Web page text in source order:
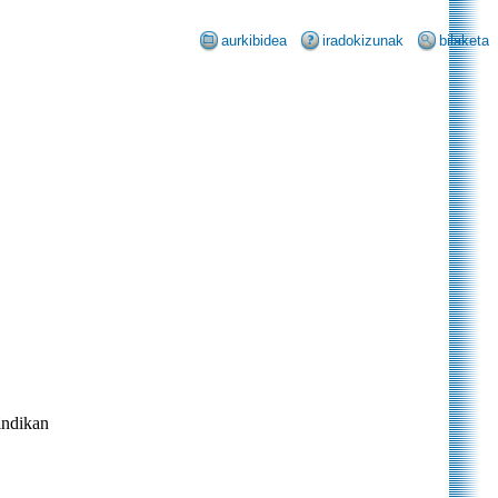
aurkibidea iradokizunak bilaketa